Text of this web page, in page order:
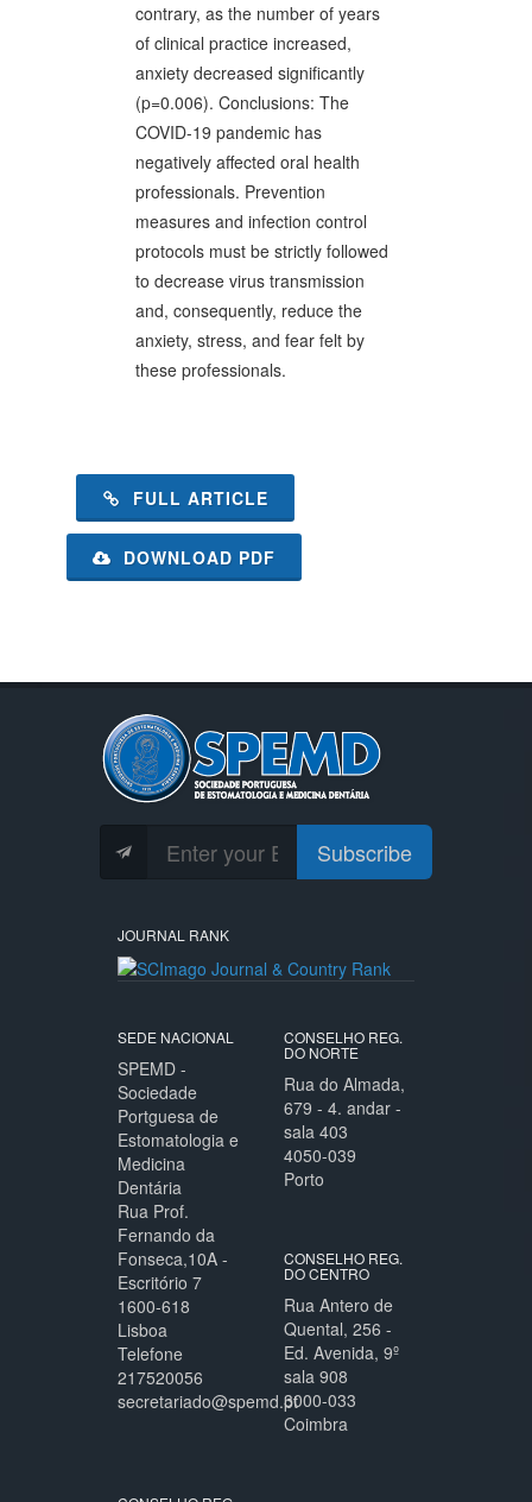
contrary, as the number of years
of clinical practice increased,
anxiety decreased significantly
(p=0.006). Conclusions: The
COVID-19 pandemic has
negatively affected oral health
professionals. Prevention
measures and infection control
protocols must be strictly followed
to decrease virus transmission
and, consequently, reduce the
anxiety, stress, and fear felt by
these professionals.
FULL ARTICLE
DOWNLOAD PDF
Subscribe
JOURNAL RANK
SEDE NACIONAL
SPEMD -
Sociedade
Portguesa de
Estomatologia e
Medicina
Dentária
Rua Prof.
Fernando da
Fonseca,10A -
Escritório 7
1600-618
Lisboa
Telefone
217520056
secretariado@spemd.pt
CONSELHO REG.
DO NORTE
Rua do Almada,
679 - 4. andar -
sala 403
4050-039
Porto
CONSELHO REG.
DO CENTRO
Rua Antero de
Quental, 256 -
Ed. Avenida, 9º
sala 908
3000-033
Coimbra